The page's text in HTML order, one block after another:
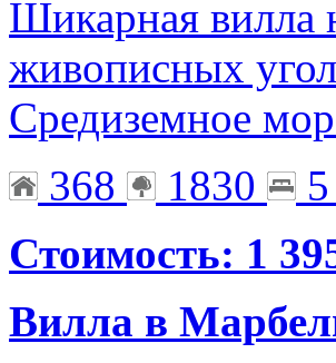
Шикарная вилла
живописных
Средиземное
368
1830 5
Стоимость: 1
Вилла в